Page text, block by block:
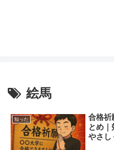
絵馬
知った
合格祈
とめ｜
やさし